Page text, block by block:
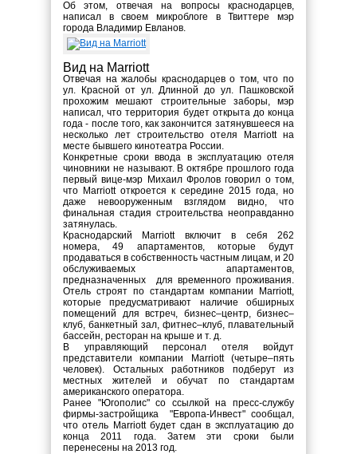
Об этом, отвечая на вопросы краснодарцев,
написал в своем микроблоге в Твиттере мэр
города Владимир Евланов.
Вид на Marriott
Отвечая на жалобы краснодарцев о том, что по
ул. Красной от ул. Длинной до ул. Пашковской
прохожим мешают строительные заборы, мэр
написал, что территория будет открыта до конца
года - после того, как закончится затянувшееся на
несколько лет строительство отеля Marriott на
месте бывшего кинотеатра России.
Конкретные сроки ввода в эксплуатацию отеля
чиновники не называют. В октябре прошлого года
первый вице-мэр Михаил Фролов говорил о том,
что Marriott откроется к середине 2015 года, но
даже невооруженным взглядом видно, что
финальная стадия строительства неоправданно
затянулась.
Краснодарский Marriott включит в себя 262
номера, 49 апартаментов, которые будут
продаваться в собственность частным лицам, и 20
обслуживаемых апартаментов,
предназначенных для временного проживания.
Отель строят по стандартам компании Marriott,
которые предусматривают наличие обширных
помещений для встреч, бизнес–центр, бизнес–
клуб, банкетный зал, фитнес–клуб, плавательный
бассейн, ресторан на крыше и т. д.
В управляющий персонал отеля войдут
представители компании Marriott (четыре–пять
человек). Остальных работников подберут из
местных жителей и обучат по стандартам
американского оператора.
Ранее "Югополис" со ссылкой на пресс-службу
фирмы-застройщика "Европа-Инвест" сообщал,
что отель Marriott будет сдан в эксплуатацию до
конца 2011 года. Затем эти сроки были
перенесены на 2013 год.